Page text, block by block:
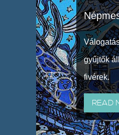
gyűjtők
fivérek.
READ